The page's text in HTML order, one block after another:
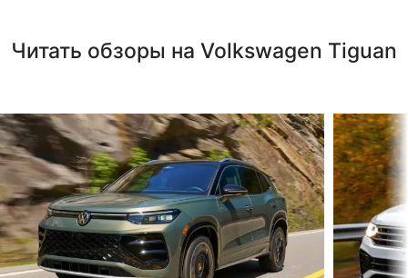
Читать обзоры на Volkswagen Tiguan